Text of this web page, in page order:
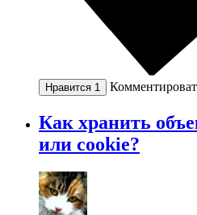
Нравится 1
Как хранить
или cookie?